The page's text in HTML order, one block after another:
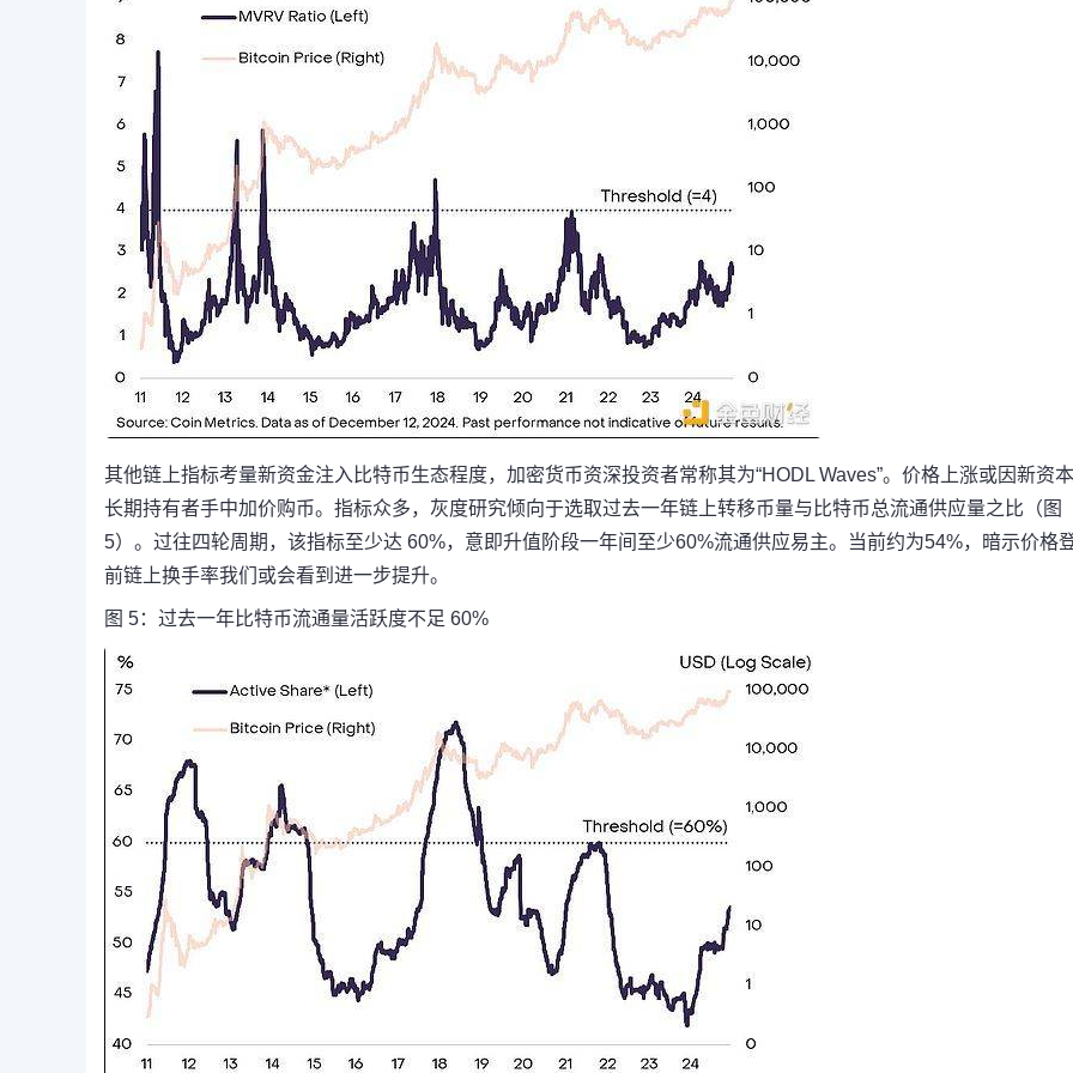
其他链上指标考量新资金注入比特币生态程度，加密货币资深投资者常称其为“HODL Waves”。价格上涨或因新资
长期持有者手中加价购币。指标众多，灰度研究倾向于选取过去一年链上转移币量与比特币总流通供应量之比（图
5）。过往四轮周期，该指标至少达 60%，意即升值阶段一年间至少60%流通供应易主。当前约为54%，暗示价格
前链上换手率我们或会看到进一步提升。
图 5：过去一年比特币流通量活跃度不足 60%